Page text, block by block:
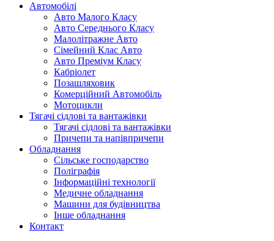
Автомобілі
Авто Малого Класу
Авто Середнього Класу
Малолітражне Авто
Сімейний Клас Авто
Авто Преміум Класу
Кабріолет
Позашляховик
Комерційний Автомобіль
Мотоцикли
Тягачі сідлові та вантажівки
Тягачі сідлові та вантажівки
Причепи та напівпричепи
Обладнання
Сільське господарство
Поліграфія
Інформаційні технології
Медичне обладнання
Машини для будівництва
Інше обладнання
Контакт